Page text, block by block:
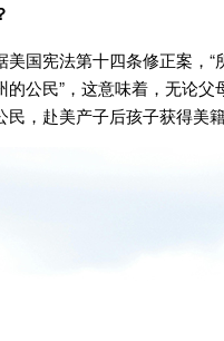
国宪法第十四条修正案，“
公民”，这意味着，无论
，赴美产子后孩子获得美